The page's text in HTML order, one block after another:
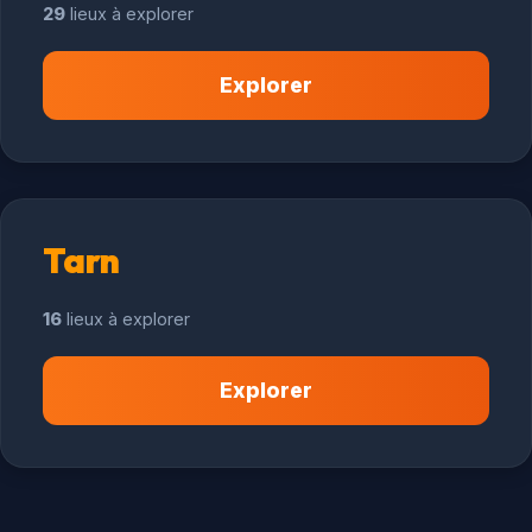
29 lieux à explorer
Explorer
Tarn
16 lieux à explorer
Explorer